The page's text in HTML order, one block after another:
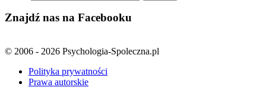
Znajdź nas na Facebooku
© 2006 - 2026 Psychologia-Spoleczna.pl
Polityka prywatności
Prawa autorskie